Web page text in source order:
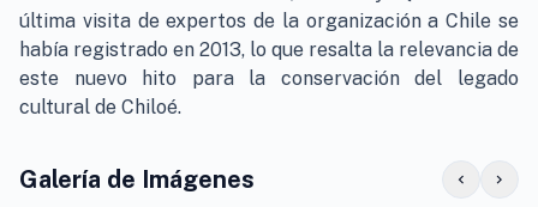
última visita de expertos de la organización a Chile se
había registrado en 2013, lo que resalta la relevancia de
este nuevo hito para la conservación del legado
cultural de Chiloé.
Galería de Imágenes chevron_left chevron_right